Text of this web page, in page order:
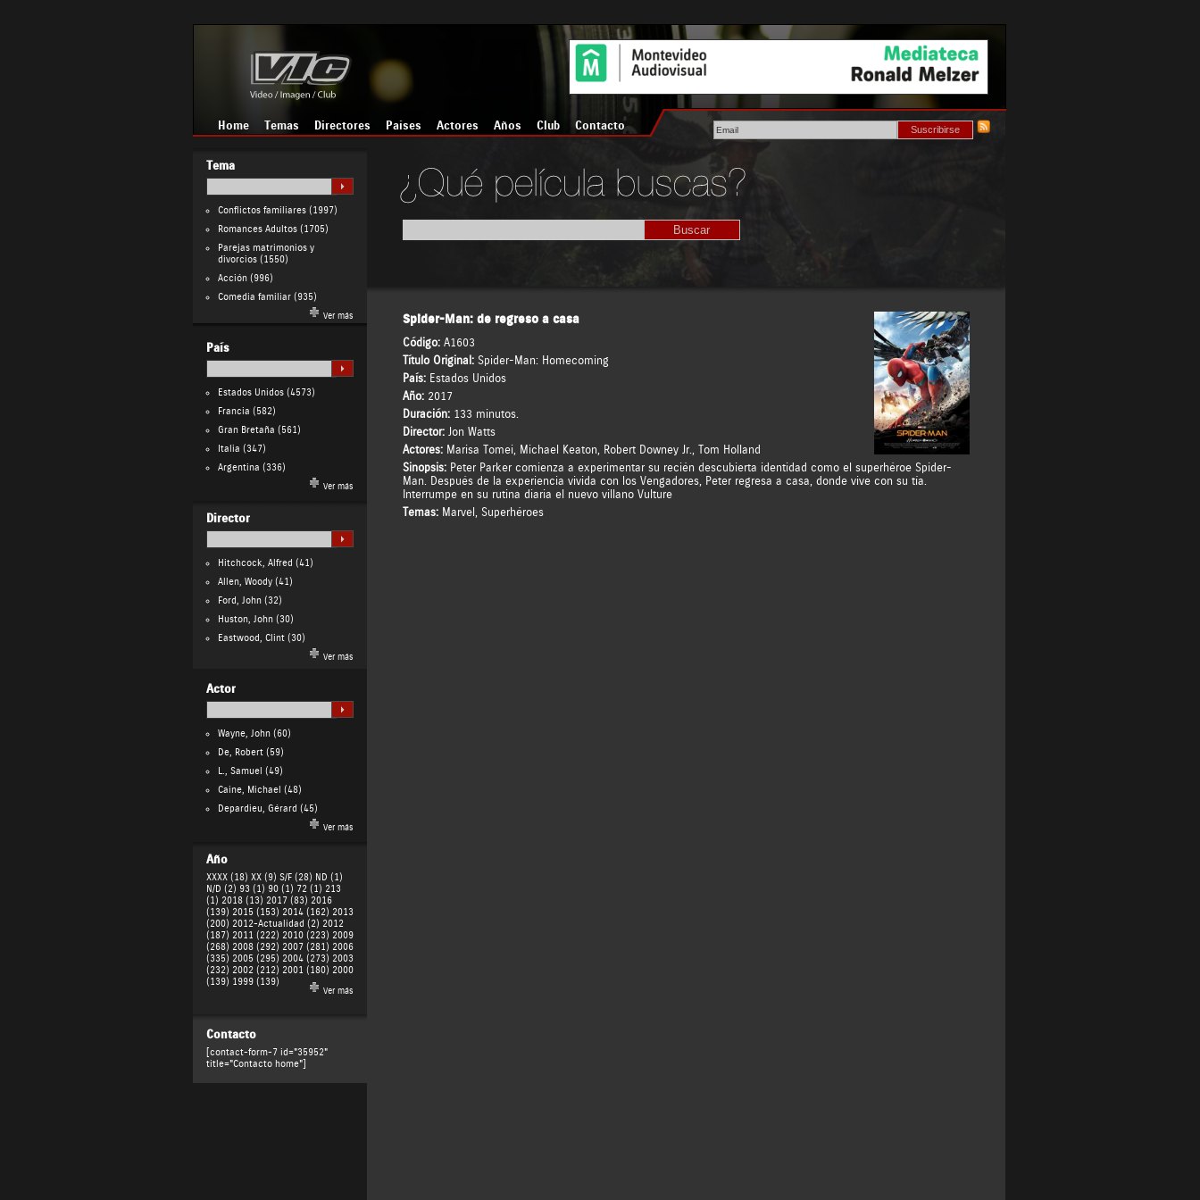
Home Temas Directores Países Actores Años Club Contacto
Tema
Conflictos familiares(1997)
Romances Adultos(1705)
Parejas matrimonios y
divorcios(1550)
Acción(996)
Comedia familiar(935)
Ver más
País
Estados Unidos(4573)
Francia (582)
Gran Bretaña (561)
Italia (347)
Argentina (336)
Ver más
Director
Hitchcock, Alfred (41)
Allen, Woody(41)
Ford, John(32)
Huston, John(30)
Eastwood, Clint(30)
Ver más
Actor
Wayne, John(60)
De, Robert(59)
L., Samuel (49)
Caine, Michael (48)
Depardieu, Gérard (45)
Ver más
Año
XXXX (18) XX (9) S/F (28) ND (1)
N/D (2) 93 (1) 90 (1) 72 (1) 213
(1) 2018 (13) 2017 (83) 2016
(139) 2015 (153) 2014 (162) 2013
(200) 2012-Actualidad (2) 2012
(187) 2011 (222) 2010 (223) 2009
(268) 2008 (292) 2007 (281) 2006
(335) 2005 (295) 2004 (273) 2003
(232) 2002 (212) 2001 (180) 2000
(139) 1999 (139)
Ver más
Contacto
[contact-form-7 id="35952"
title="Contacto home"]
Spider-Man: de regreso a casa
Código: A1603
Título Original: Spider-Man: Homecoming
País: Estados Unidos
Año: 2017
Duración: 133 minutos.
Director: Jon Watts
Actores: Marisa Tomei, Michael Keaton, Robert Downey Jr., Tom Holland
Sinopsis:Peter Parker comienza a experimentar su recién descubierta identidad como el superhéroe Spider-
Man. Después de la experiencia vivida con los Vengadores, Peter regresa a casa, donde vive con su tía.
Interrumpe en su rutina diaria el nuevo villano Vulture
Temas: Marvel , Superhéroes